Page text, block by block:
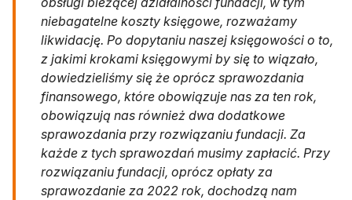
niebagatelne koszty księgowe, rozważamy
likwidację. Po dopytaniu naszej księgowości o to,
z jakimi krokami księgowymi by się to wiązało,
dowiedzieliśmy się że oprócz sprawozdania
finansowego, które obowiązuje nas za ten rok,
obowiązują nas również dwa dodatkowe
sprawozdania przy rozwiązaniu fundacji. Za
każde z tych sprawozdań musimy zapłacić. Przy
rozwiązaniu fundacji, oprócz opłaty za
sprawozdanie za 2022 rok, dochodzą nam